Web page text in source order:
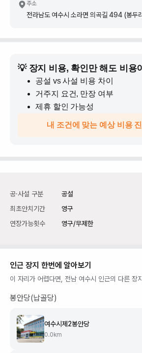
주소
전라남도 여수시 소라면 의곡길 494 (봉두
💡 장지 비용, 확인만 해도 비용
공설 vs 사설 비용 차이
거주지 요건, 만장 여부
제휴 할인 가능성
내 조건에 맞는 예상 비용 진
공·사설 구분
공설
최초안치기간
영구
연장가능횟수
영구/무제한
인근 장지 한번에 알아보기
이 자리가 어렵다면, 전남 여수시 인근의 다른 장
봉안당(납골당)
여수시제2봉안당
0.0 km